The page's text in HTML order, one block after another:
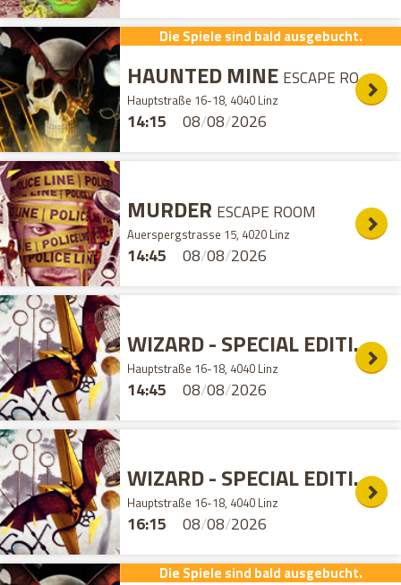
Die Spiele sind bald ausgebucht.
08/08/2026
14:15
HAUNTED MINE ESCAPE ROOM
Hauptstraße 16-18, 4040 Linz
08/08/2026
14:45
MURDER ESCAPE ROOM
Auerspergstrasse 15, 4020 Linz
08/08/2026
14:45
WIZARD - SPECIAL EDITION
Hauptstraße 16-18, 4040 Linz
08/08/2026
16:15
WIZARD - SPECIAL EDITION
Hauptstraße 16-18, 4040 Linz
Die Spiele sind bald ausgebucht.